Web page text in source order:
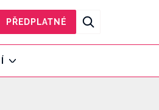
PŘEDPLATNÉ